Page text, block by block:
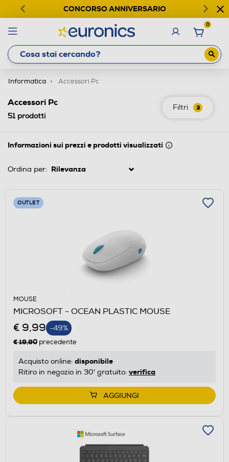
CONCORSO ANNIVERSARIO
0
Informatica Accessori Pc
Filtri 3
Accessori Pc
51prodotti
Informazioni sui prezzi e prodotti visualizzati
Ordina per:
OUTLET
MOUSE
MICROSOFT - OCEAN PLASTIC MOUSE
€ 9,99 -49%
€ 19,90 precedente
Acquisto online: disponibile
Ritiro in negozio in 30' gratuito: verifica
AGGIUNGI